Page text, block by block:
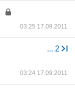
03:25 17.09.2011
... 2
03:24 17.09.2011